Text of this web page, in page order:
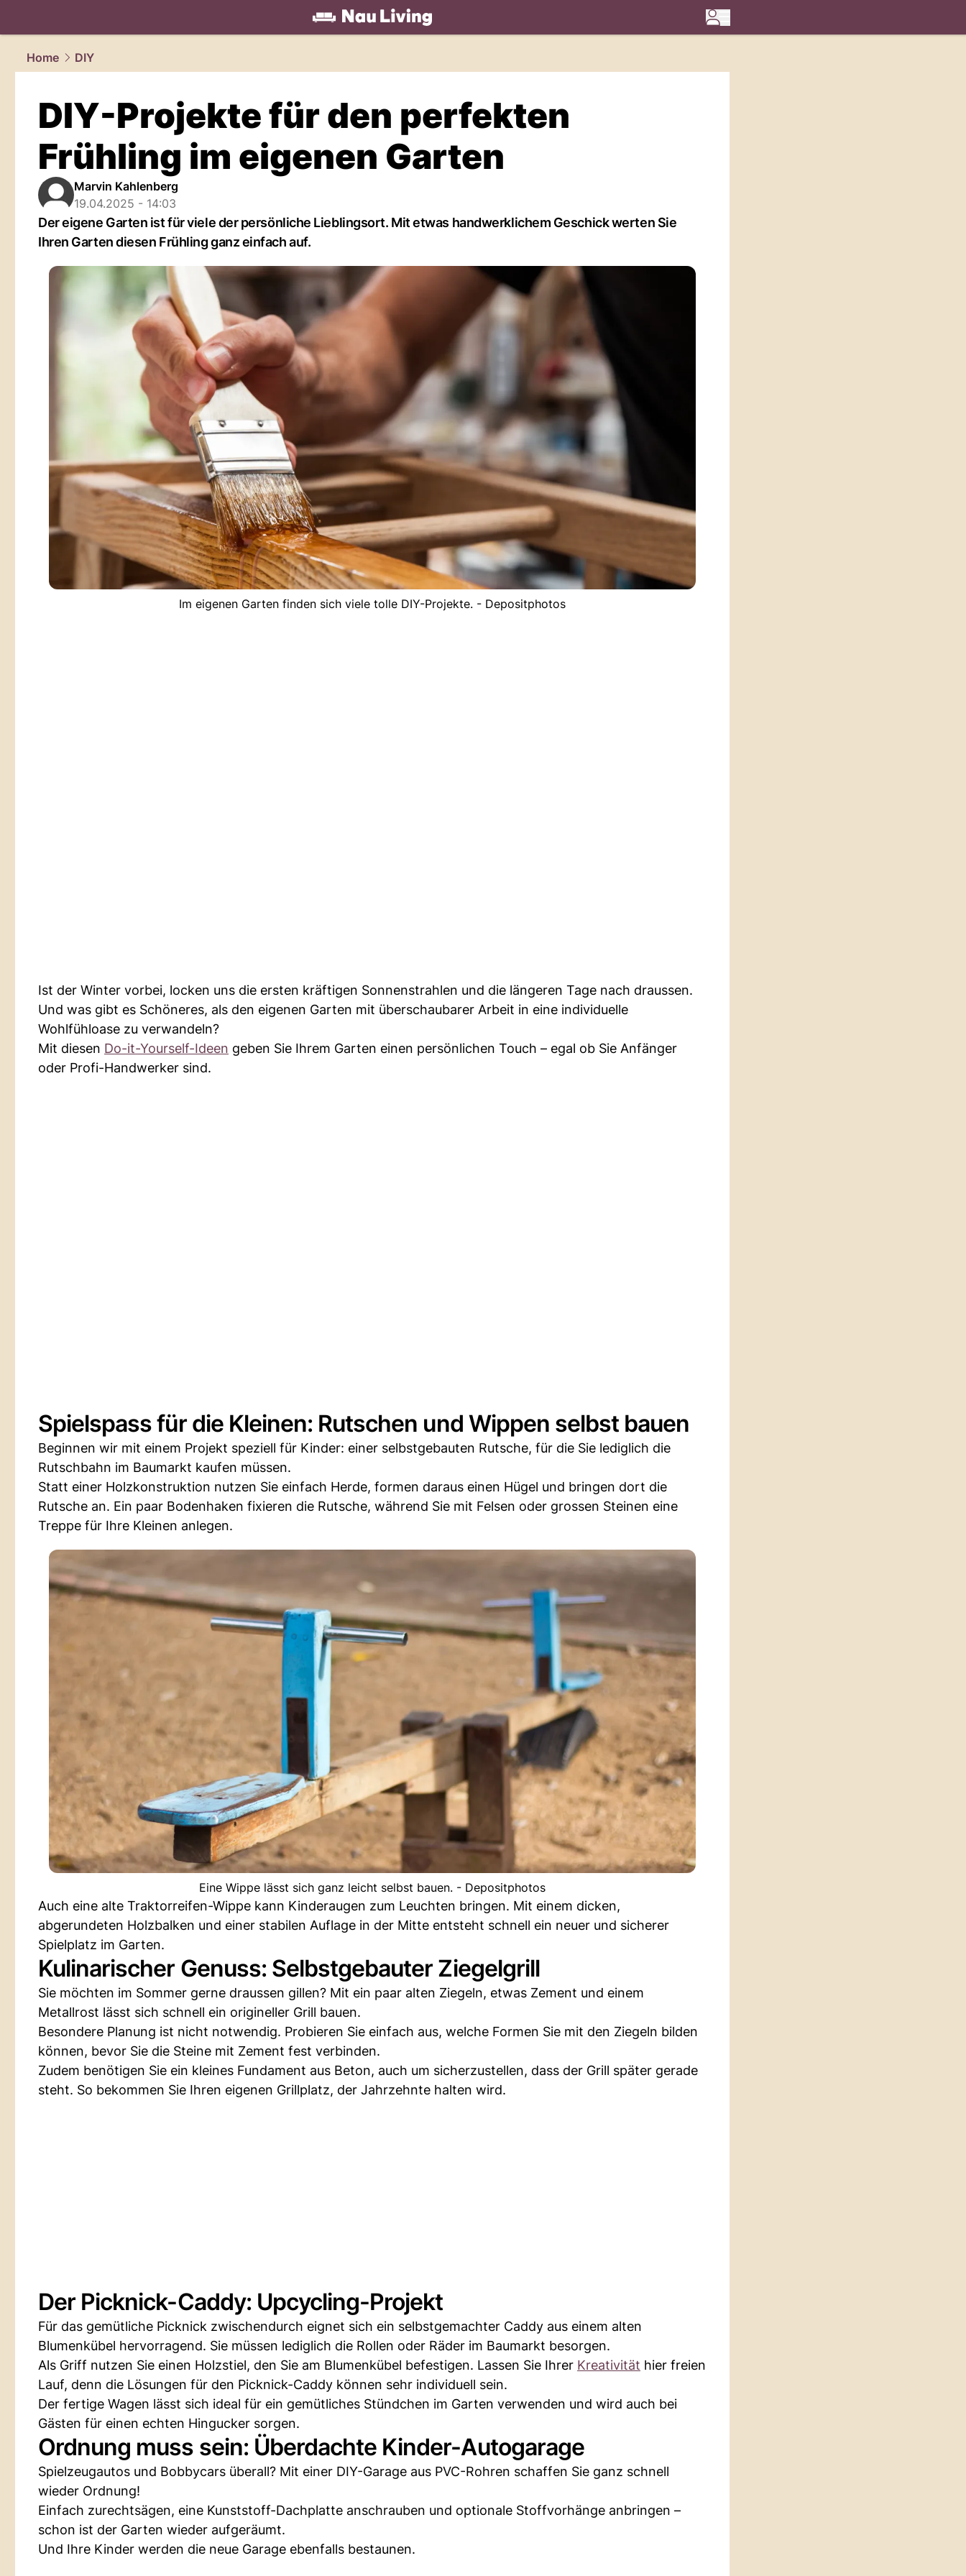
living.NAU.ch
Home
DIY
DIY-Projekte für den perfekten
Frühling im eigenen Garten
Marvin Kahlenberg
19.04.2025 - 14:03
Der eigene Garten ist für viele der persönliche Lieblingsort. Mit etwas handwerklichem Geschick werten Sie
Ihren Garten diesen Frühling ganz einfach auf.
Im eigenen Garten finden sich viele tolle DIY-Projekte. - Depositphotos
Ist der Winter vorbei, locken uns die ersten kräftigen Sonnenstrahlen und die längeren Tage nach draussen.
Und was gibt es Schöneres, als den eigenen Garten mit überschaubarer Arbeit in eine individuelle
Wohlfühloase zu verwandeln?
Mit diesen Do-it-Yourself-Ideen geben Sie Ihrem Garten einen persönlichen Touch – egal ob Sie Anfänger
oder Profi-Handwerker sind.
Spielspass für die Kleinen: Rutschen und Wippen selbst bauen
Beginnen wir mit einem Projekt speziell für Kinder: einer selbstgebauten Rutsche, für die Sie lediglich die
Rutschbahn im Baumarkt kaufen müssen.
Statt einer Holzkonstruktion nutzen Sie einfach Herde, formen daraus einen Hügel und bringen dort die
Rutsche an. Ein paar Bodenhaken fixieren die Rutsche, während Sie mit Felsen oder grossen Steinen eine
Treppe für Ihre Kleinen anlegen.
Eine Wippe lässt sich ganz leicht selbst bauen. - Depositphotos
Auch eine alte Traktorreifen-Wippe kann Kinderaugen zum Leuchten bringen. Mit einem dicken,
abgerundeten Holzbalken und einer stabilen Auflage in der Mitte entsteht schnell ein neuer und sicherer
Spielplatz im Garten.
Kulinarischer Genuss: Selbstgebauter Ziegelgrill
Sie möchten im Sommer gerne draussen gillen? Mit ein paar alten Ziegeln, etwas Zement und einem
Metallrost lässt sich schnell ein origineller Grill bauen.
Besondere Planung ist nicht notwendig. Probieren Sie einfach aus, welche Formen Sie mit den Ziegeln bilden
können, bevor Sie die Steine mit Zement fest verbinden.
Zudem benötigen Sie ein kleines Fundament aus Beton, auch um sicherzustellen, dass der Grill später gerade
steht. So bekommen Sie Ihren eigenen Grillplatz, der Jahrzehnte halten wird.
Der Picknick-Caddy: Upcycling-Projekt
Für das gemütliche Picknick zwischendurch eignet sich ein selbstgemachter Caddy aus einem alten
Blumenkübel hervorragend. Sie müssen lediglich die Rollen oder Räder im Baumarkt besorgen.
Als Griff nutzen Sie einen Holzstiel, den Sie am Blumenkübel befestigen. Lassen Sie Ihrer Kreativität hier freien
Lauf, denn die Lösungen für den Picknick-Caddy können sehr individuell sein.
Der fertige Wagen lässt sich ideal für ein gemütliches Stündchen im Garten verwenden und wird auch bei
Gästen für einen echten Hingucker sorgen.
Ordnung muss sein: Überdachte Kinder-Autogarage
Spielzeugautos und Bobbycars überall? Mit einer DIY-Garage aus PVC-Rohren schaffen Sie ganz schnell
wieder Ordnung!
Einfach zurechtsägen, eine Kunststoff-Dachplatte anschrauben und optionale Stoffvorhänge anbringen –
schon ist der Garten wieder aufgeräumt.
Und Ihre Kinder werden die neue Garage ebenfalls bestaunen.